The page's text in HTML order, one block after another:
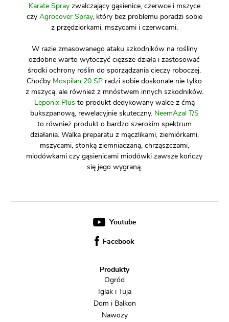
Karate Sprayzwalczający gąsienice, czerwce i mszyce
czy Agrocover Spray, który bez problemu poradzi sobie
z przędziorkami, mszycami i czerwcami.
W razie zmasowanego ataku szkodników na rośliny
ozdobne warto wytoczyć cięższe działa i zastosować
środki ochrony roślin do sporządzania cieczy roboczej.
Choćby Mospilan 20 SP radzi sobie doskonale nie tylko
z mszycą, ale również z mnóstwem innych szkodników.
Leponix Plus to produkt dedykowany walce z ćmą
bukszpanową, rewelacyjnie skuteczny. NeemAzal T/S
to również produkt o bardzo szerokim spektrum
działania. Walka preparatu z mączlikami, ziemiórkami,
mszycami, stonką ziemniaczaną, chrząszczami,
miodówkami czy gąsienicami miodówki zawsze kończy
się jego wygraną.
Youtube
Facebook
Produkty
Ogród
Iglak i Tuja
Dom i Balkon
Nawozy